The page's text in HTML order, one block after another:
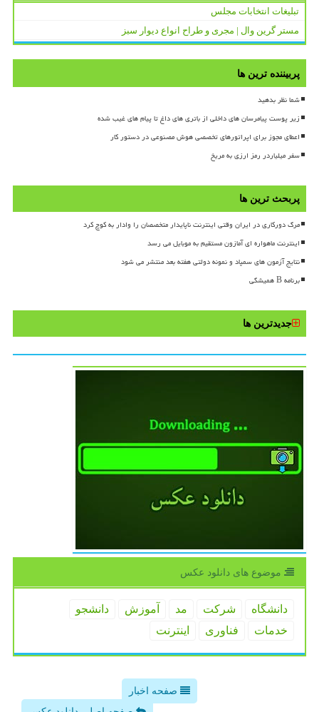
تبلیغات انتخابات مجلس
مستر گرین وال | مجری و طراح انواع دیوار سبز
پربیننده ترین ها
شما نظر بدهید
زیر پوست پیامرسان های داخلی از باتری های داغ تا پیام های غیب شده
اعطای مجوز برای اپراتورهای تخصصی هوش مصنوعی در دستور کار
سفر میلیاردر رمز ارزی به مریخ
پربحث ترین ها
مرگ دورکاری در ایران وقتی اینترنت ناپایدار متخصصان را وادار به کوچ کرد
اینترنت ماهواره ای آمازون مستقیم به موبایل می رسد
نتایج آزمون های سمپاد و نمونه دولتی هفته بعد منتشر می شود
برنامه B همیشگی
جدیدترین ها
موضوع های دانلود عكس
دانشگاه شركت مد آموزش
دانشجو
خدمات
فناوری اینترنت
صفحه اخبار